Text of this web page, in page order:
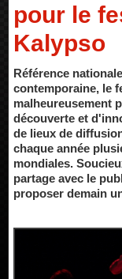
pour le
Kalypso
Référence
contemporaine, le
malheureusement
découverte et
de lieux de
chaque année
mondiales.
partage avec le
proposer demain